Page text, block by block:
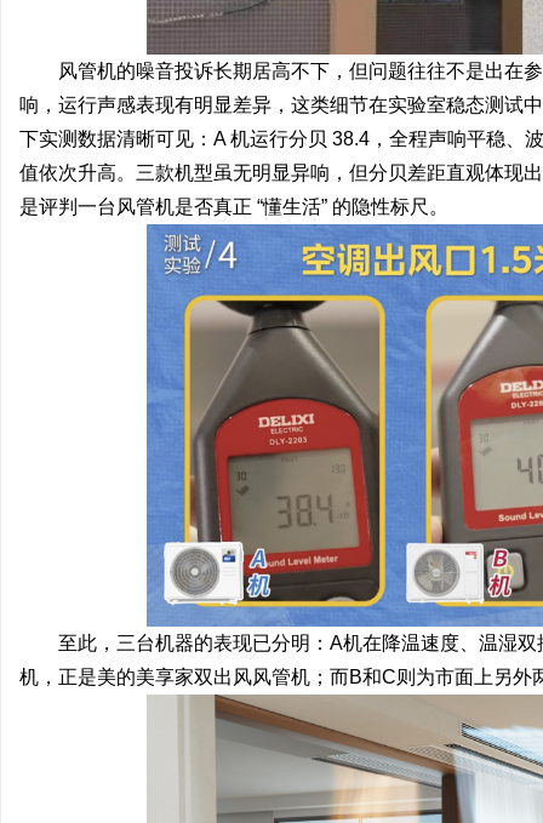
风管机的噪音投诉长期居高不下，但问题往往不是出在
响，运行声感表现有明显差异，这类细节在实验室稳态测试
下实测数据清晰可见：A 机运行分贝 38.4，全程声响平稳、
值依次升高。三款机型虽无明显异响，但分贝差距直观体现
是评判一台风管机是否真正 “懂生活” 的隐性标尺。
至此，三台机器的表现已分明：A机在降温速度、温湿
机，正是美的美享家双出风风管机；而B和C则为市面上另外